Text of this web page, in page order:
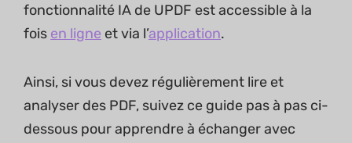
fonctionnalité IA de UPDF est accessible à la
fois en ligne et via l’application.
Ainsi, si vous devez régulièrement lire et
analyser des PDF, suivez ce guide pas à pas ci-
dessous pour apprendre à échanger avec